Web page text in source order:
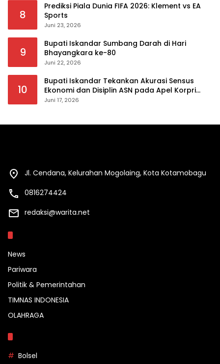
8
Prediksi Piala Dunia FIFA 2026: Klement vs EA
Sports
Juni 23, 2026
9
Bupati Iskandar Sumbang Darah di Hari
Bhayangkara ke-80
Juni 22, 2026
10
Bupati Iskandar Tekankan Akurasi Sensus
Ekonomi dan Disiplin ASN pada Apel Korpri
Pemkab Bolsel
Juni 17, 2026
Jl. Cendana, Kelurahan Mogolaing, Kota Kotamobagu
0816274424
redaksi@warita.net
News
Pariwara
Politik & Pemerintahan
TIMNAS INDONESIA
OLAHRAGA
Bolsel